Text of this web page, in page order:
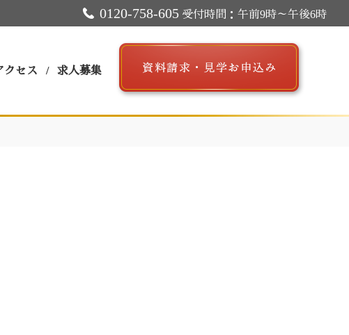
0120-758-605 受付時間：午前9時～午後6時
クセス 求人募集